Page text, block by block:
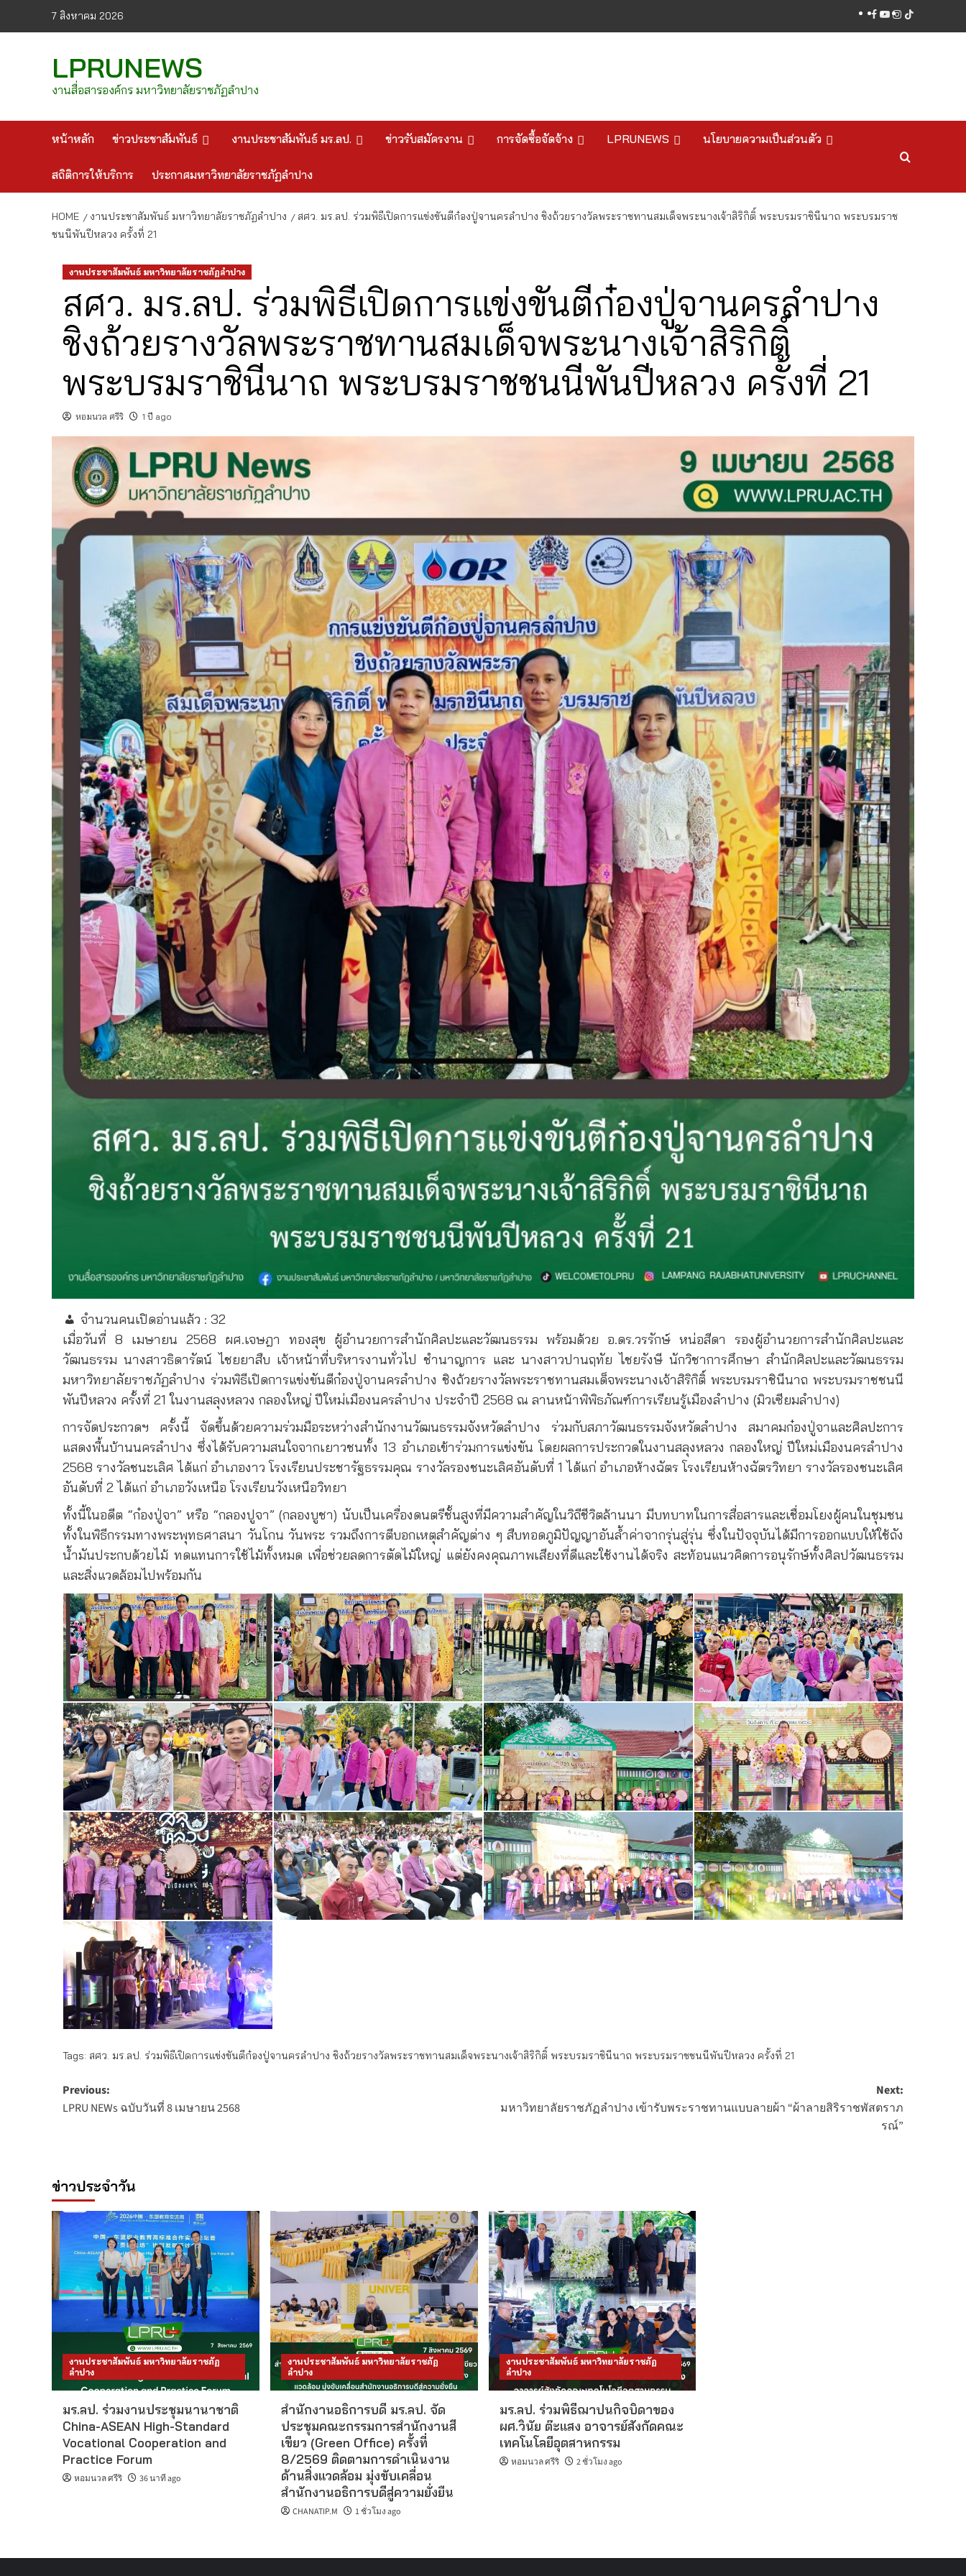
7 สิงหาคม 2026 facebook
youtube
instagram
tiktok
LPRUNEWS
งานสื่อสารองค์กร มหาวิทยาลัยราชภัฏลำปาง
หน้าหลัก ข่าวประชาสัมพันธ์ งานประชาสัมพันธ์ มร.ลป. ข่าวรับสมัครงาน การจัดซื้อจัดจ้าง LPRUNEWS นโยบายความเป็นส่วนตัว
สถิติการให้บริการ ประกาศมหาวิทยาลัยราชภัฏลำปาง
HOME งานประชาสัมพันธ์ มหาวิทยาลัยราชภัฏลำปาง
สศว. มร.ลป. ร่วมพิธีเปิดการแข่งขันตีก๋องปู่จานครลำปาง ชิงถ้วยรางวัลพระราชทานสมเด็จพระนางเจ้าสิริกิติ์ พระบรมราชินีนาถ พระบรมราช
ชนนีพันปีหลวง ครั้งที่ 21
งานประชาสัมพันธ์ มหาวิทยาลัยราชภัฏลำปาง
สศว. มร.ลป. ร่วมพิธีเปิดการแข่งขันตีก๋องปู่จานครลำปาง
ชิงถ้วยรางวัลพระราชทานสมเด็จพระนางเจ้าสิริกิติ์
พระบรมราชินีนาถ พระบรมราชชนนีพันปีหลวง ครั้งที่ 21
หอมนวล ศรีริ 1 ปี ago
จำนวนคนเปิดอ่านแล้ว : 32
เมื่อวันที่ 8 เมษายน 2568 ผศ.เจษฎา ทองสุข ผู้อำนวยการสำนักศิลปะและวัฒนธรรม พร้อมด้วย อ.ดร.วรรักษ์ หน่อสีดา รองผู้อำนวยการสำนักศิลปะและ
วัฒนธรรม นางสาวธิดารัตน์ ไชยยาสืบ เจ้าหน้าที่บริหารงานทั่วไป ชำนาญการ และ นางสาวปานฤทัย ไชยรังษี นักวิชาการศึกษา สำนักศิลปะและวัฒนธรรม
มหาวิทยาลัยราชภัฏลำปาง ร่วมพิธีเปิดการแข่งขันตีก๋องปู่จานครลำปาง ชิงถ้วยรางวัลพระราชทานสมเด็จพระนางเจ้าสิริกิติ์ พระบรมราชินีนาถ พระบรมราชชนนี
พันปีหลวง ครั้งที่ 21 ในงานสลุงหลวง กลองใหญ่ ปีใหม่เมืองนครลำปาง ประจำปี 2568 ณ ลานหน้าพิพิธภัณฑ์การเรียนรู้เมืองลำปาง (มิวเซียมลำปาง)
การจัดประกวดฯ ครั้งนี้ จัดขึ้นด้วยความร่วมมือระหว่างสำนักงานวัฒนธรรมจังหวัดลำปาง ร่วมกับสภาวัฒนธรรมจังหวัดลำปาง สมาคมก๋องปู่จาและศิลปะการ
แสดงพื้นบ้านนครลำปาง ซึ่งได้รับความสนใจจากเยาวชนทั้ง 13 อำเภอเข้าร่วมการแข่งขัน โดยผลการประกวดในงานสลุงหลวง กลองใหญ่ ปีใหม่เมืองนครลำปาง
2568 รางวัลชนะเลิศ ได้แก่ อำเภองาว โรงเรียนประชารัฐธรรมคุณ รางวัลรองชนะเลิศอันดับที่ 1 ได้แก่ อำเภอห้างฉัตร โรงเรียนห้างฉัตรวิทยา รางวัลรองชนะเลิศ
อันดับที่ 2 ได้แก่ อำเภอวังเหนือ โรงเรียนวังเหนือวิทยา
ทั้งนี้ในอดีต “ก๋องปู่จา” หรือ “กลองปูจา” (กลองบูชา) นับเป็นเครื่องดนตรีชั้นสูงที่มีความสำคัญในวิถีชีวิตล้านนา มีบทบาทในการสื่อสารและเชื่อมโยงผู้คนในชุมชน
ทั้งในพิธีกรรมทางพระพุทธศาสนา วันโกน วันพระ รวมถึงการตีบอกเหตุสำคัญต่าง ๆ สืบทอดภูมิปัญญาอันล้ำค่าจากรุ่นสู่รุ่น ซึ่งในปัจจุบันได้มีการออกแบบให้ใช้ถัง
น้ำมันประกบด้วยไม้ ทดแทนการใช้ไม้ทั้งหมด เพื่อช่วยลดการตัดไม้ใหญ่ แต่ยังคงคุณภาพเสียงที่ดีและใช้งานได้จริง สะท้อนแนวคิดการอนุรักษ์ทั้งศิลปวัฒนธรรม
และสิ่งแวดล้อมไปพร้อมกัน
Tags: สศว. มร.ลป. ร่วมพิธีเปิดการแข่งขันตีก๋องปู่จานครลำปาง ชิงถ้วยรางวัลพระราชทานสมเด็จพระนางเจ้าสิริกิติ์ พระบรมราชินีนาถ พระบรมราชชนนีพันปีหลวง ครั้งที่ 21
Post
navigation
Previous:
LPRU NEWs ฉบับวันที่ 8 เมษายน 2568
Next:
มหาวิทยาลัยราชภัฏลำปาง เข้ารับพระราชทานแบบลายผ้า “ผ้าลายสิริราชพัสตราภ
รณ์”
ข่าวประจำวัน
งานประชาสัมพันธ์ มหาวิทยาลัยราชภัฏ
ลำปาง
มร.ลป. ร่วมงานประชุมนานาชาติ
China-ASEAN High-Standard
Vocational Cooperation and
Practice Forum
หอมนวล ศรีริ 36 นาที ago
งานประชาสัมพันธ์ มหาวิทยาลัยราชภัฏ
ลำปาง
สำนักงานอธิการบดี มร.ลป. จัด
ประชุมคณะกรรมการสำนักงานสี
เขียว (Green Office) ครั้งที่
8/2569 ติดตามการดำเนินงาน
ด้านสิ่งแวดล้อม มุ่งขับเคลื่อน
สำนักงานอธิการบดีสู่ความยั่งยืน
CHANATIP.M 1 ชั่วโมง ago
งานประชาสัมพันธ์ มหาวิทยาลัยราชภัฏ
ลำปาง
มร.ลป. ร่วมพิธีฌาปนกิจบิดาของ
ผศ.วินัย ต๊ะแสง อาจารย์สังกัดคณะ
เทคโนโลยีอุตสาหกรรม
หอมนวล ศรีริ 2 ชั่วโมง ago